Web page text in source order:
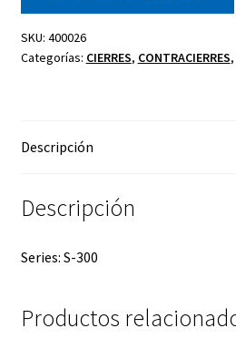
SKU: 400026
Categorías: CIERRES, CONTRACIERRES,
Descripción
Descripción
Series: S-300
Productos